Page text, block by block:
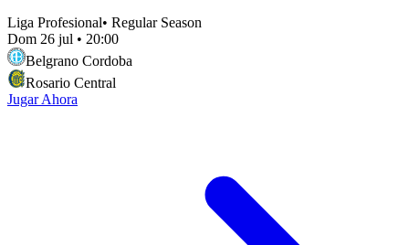
Liga Profesional• Regular Season
Dom 26 jul • 20:00
Belgrano Cordoba
Rosario Central
Jugar Ahora